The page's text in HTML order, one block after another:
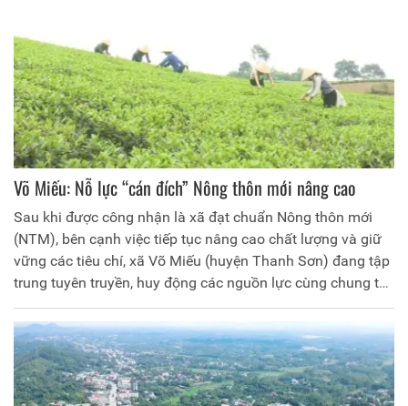
Võ Miếu: Nỗ lực “cán đích” Nông thôn mới nâng cao
Sau khi được công nhận là xã đạt chuẩn Nông thôn mới
(NTM), bên cạnh việc tiếp tục nâng cao chất lượng và giữ
vững các tiêu chí, xã Võ Miếu (huyện Thanh Sơn) đang tập
trung tuyên truyền, huy động các nguồn lực cùng chung tay
xây dựng NTM nâng cao, qua đó góp phần thay đổi diện
mạo nông thôn, nâng cao hơn nữa đời sống vật chất, tinh
thần nhân dân.